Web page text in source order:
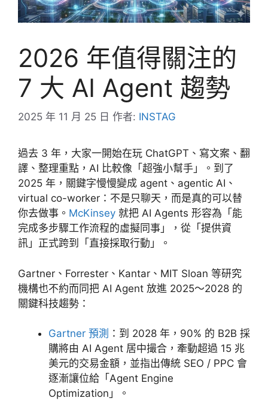
2026 年值得關注的
7 大 AI Agent 趨勢
2025 年 11 月 25 日 作者: INSTAG
過去 3 年，大家一開始在玩 ChatGPT、寫文案、翻
譯、整理重點，AI 比較像「超強小幫手」。到了
2025 年，關鍵字慢慢變成 agent、agentic AI、
virtual co-worker：不是只聊天，而是真的可以替
你去做事。 McKinsey 就把 AI Agents 形容為「能
完成多步驟工作流程的虛擬同事」，從「提供資
訊」正式跨到「直接採取行動」。
Gartner、Forrester、Kantar、MIT Sloan 等研究
機構也不約而同把 AI Agent 放進 2025～2028 的
關鍵科技趨勢：
Gartner 預測 ：到 2028 年，90% 的 B2B 採
購將由 AI Agent 居中撮合，牽動超過 15 兆
美元的交易金額，並指出傳統 SEO / PPC 會
逐漸讓位給「Agent Engine
Optimization」。